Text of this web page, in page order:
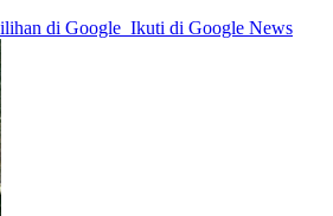
di Google Ikuti di Google News